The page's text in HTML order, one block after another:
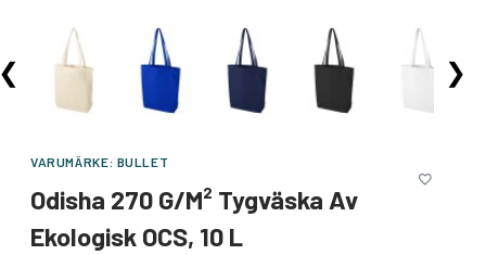
❯
VARUMÄRKE: BULLET
Odisha 270 G/m² Tygväska Av
Ekologisk OCS, 10 L